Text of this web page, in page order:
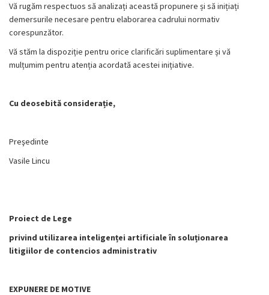
Vă rugăm respectuos să analizați această propunere și să inițiați
demersurile necesare pentru elaborarea cadrului normativ
corespunzător.
Vă stăm la dispoziție pentru orice clarificări suplimentare și vă
mulțumim pentru atenția acordată acestei inițiative.
Cu deosebită considerație,
Preşedinte
Vasile Lincu
Proiect de Lege
privind utilizarea inteligenței artificiale în soluționarea
litigiilor de contencios administrativ
EXPUNERE DE MOTIVE